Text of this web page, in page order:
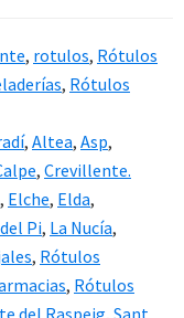
, rotulos, Rótulos
, Rótulos
, Altea, Asp,
, Crevillente.
, Elche, Elda,
del Pi, La Nucía,
, Rótulos
, Rótulos
del Raspeig, Sant